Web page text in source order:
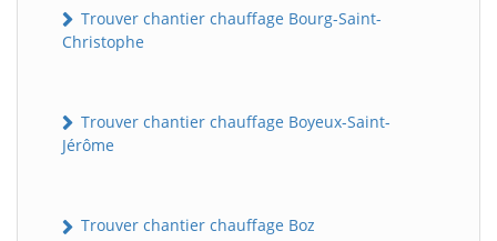
Trouver chantier chauffage Bourg-Saint-
Christophe
Trouver chantier chauffage Boyeux-Saint-
Jérôme
Trouver chantier chauffage Boz